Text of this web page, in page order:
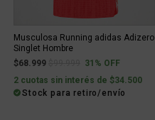
Musculosa Running adidas Adizero
Singlet Hombre
$68.999
Price reduced from
to31% OFF
2 cuotas sin interés de $34.500
Stock para retiro/envío